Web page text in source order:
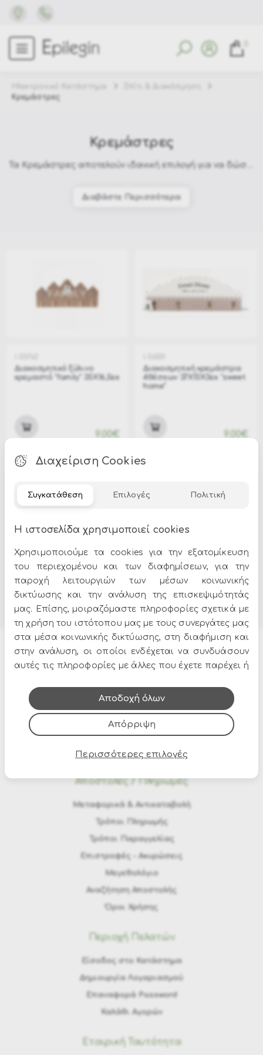
Κρεμάστρες
Κρεμάστρες
Διαβάστε Περισσότερα
Διακοσμητικό ξύλινο
κρεμαστό "family" 35X16,5εκ
9.00€
Διακοσμητική κρεμάστρα
4θέσεων 37Χ13Χ3εκ "sweet
home"
9.00€
Όλες οι προσφορές και τα νέα του Epilegin,
Προϊόντα
Σπίτι & Διακόσμηση
Αποκριάτικες στολές
Προσφορές
Αποστολές / Πληρωμές
Μεταφορικά & Αντικαταβολή
Τρόποι Πληρωμής
Τρόποι Παραγγελίας
Eπιστροφές - Ακυρώσεις
Μεγεθολόγιο
Αναζήτηση Αποστολής
Όροι Χρήσης
Περιοχή Πελατών
Είσοδος στο Κατάστημα
Δημιουργία Λογαριασμού
Επαναφορά Password
Καλάθι Αγορών
Εταιρική Ταυτότητα
Διαχείριση Cookies
Συγκατάθεση Επιλογές Πολιτική
Η ιστοσελίδα χρησιμοποιεί cookies
Χρησιμοποιούμε τα cookies για την εξατομίκευση
του περιεχομένου και των διαφημίσεων, για την
παροχή λειτουργιών των μέσων κοινωνικής
δικτύωσης και την ανάλυση της επισκεψιμότητάς
μας. Επίσης, μοιραζόμαστε πληροφορίες σχετικά με
τη χρήση του ιστότοπου μας με τους συνεργάτες μας
στα μέσα κοινωνικής δικτύωσης, στη διαφήμιση και
στην ανάλυση, οι οποίοι ενδέχεται να συνδυάσουν
αυτές τις πληροφορίες με άλλες που έχετε παρέχει ή
τους.
Απόρριψη
Αποδοχή όλων
Περισσότερες επιλογές